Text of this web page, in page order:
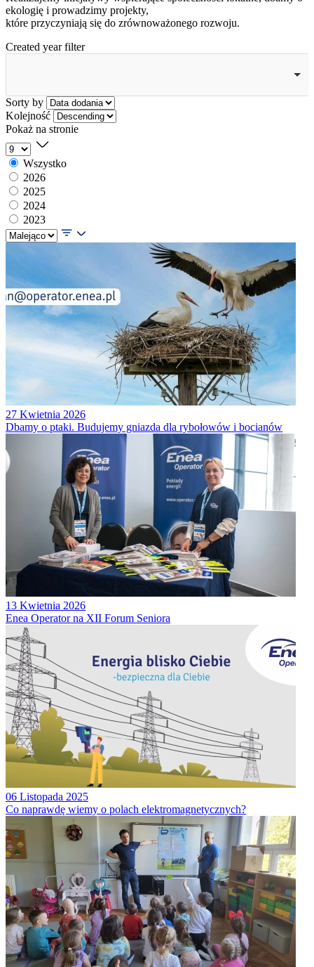
ekologię i prowadzimy projekty,
które przyczyniają się do zrównoważonego rozwoju.
Created year filter
Sorty by
Kolejność
Pokaż na stronie
Wszystko
2026
2025
2024
2023
27 Kwietnia 2026
Dbamy o ptaki. Budujemy gniazda dla rybołowów i bocianów
13 Kwietnia 2026
Enea Operator na XII Forum Seniora
06 Listopada 2025
Co naprawdę wiemy o polach elektromagnetycznych?